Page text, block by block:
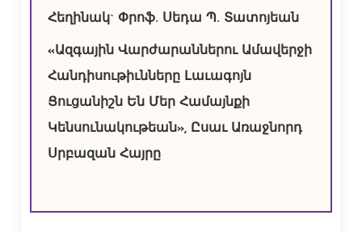
Հեղինակ` Փրոֆ. Սեդա Պ. Տատոյեան
«Ազգային Վարժարաններու Ամավերջի
Հանդիսութիւնները Լաւագոյն
Ցուցանիշն Են Մեր Համայնքի
Կենսունակութեան», Ըսաւ Առաջնորդ
Սրբազան Հայրը